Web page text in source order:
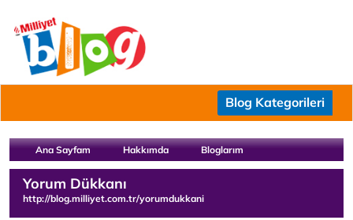
Blog Kategorileri
Ana Sayfam Hakkımda Bloglarım
Yorum Dükkanı
http://blog.milliyet.com.tr/yorumdukkani